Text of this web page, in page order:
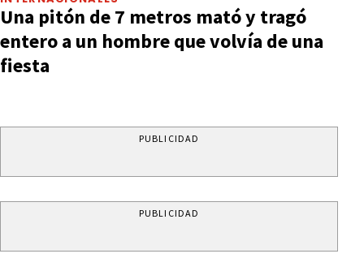
Una pitón de 7 metros mató y tragó
entero a un hombre que volvía de una
fiesta
PUBLICIDAD
PUBLICIDAD